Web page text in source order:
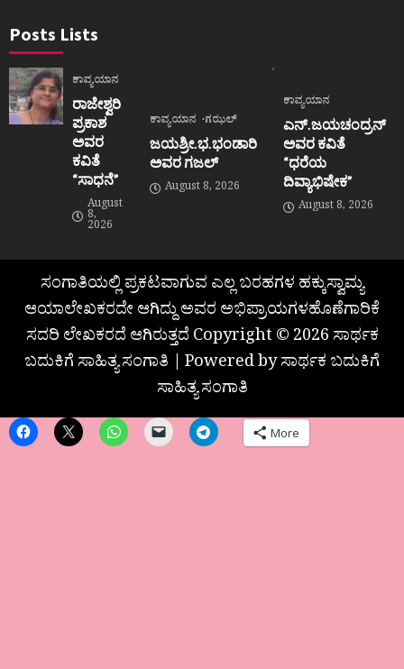
Posts Lists
ಕಾವ್ಯಯಾನ
ರಾಜೇಶ್ವರಿ
ಪ್ರಕಾಶ
ಅವರ
ಕವಿತೆ
“ಸಾಧನೆ”
August
8,
2026
ಕಾವ್ಯಯಾನ ಗಝಲ್
ಜಯಶ್ರೀ.ಭ.ಭಂಡಾರಿ
ಅವರ ಗಜಲ್
August 8, 2026
ಕಾವ್ಯಯಾನ
ಎನ್.ಜಯಚಂದ್ರನ್
ಅವರ ಕವಿತೆ
“ಧರೆಯ
ದಿವ್ಯಾಭಿಷೇಕ”
August 8, 2026
ಸಂಗಾತಿಯಲ್ಲಿ ಪ್ರಕಟವಾಗುವ ಎಲ್ಲ ಬರಹಗಳ ಹಕ್ಕುಸ್ವಾಮ್ಯ
ಆಯಾಲೇಖಕರದೇ ಆಗಿದ್ದು ಅವರ ಅಭಿಪ್ರಾಯಗಳಹೊಣೆಗಾರಿಕೆ
ಸದರಿ ಲೇಖಕರದೆ ಆಗಿರುತ್ತದೆ Copyright © 2026 ಸಾರ್ಥಕ
ಬದುಕಿಗೆ ಸಾಹಿತ್ಯ ಸಂಗಾತಿ | Powered by ಸಾರ್ಥಕ ಬದುಕಿಗೆ
ಸಾಹಿತ್ಯ ಸಂಗಾತಿ
More